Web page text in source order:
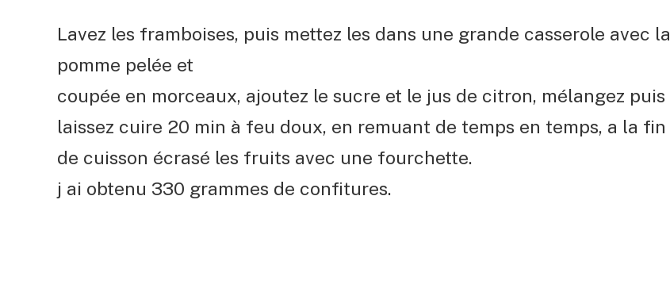
Lavez les framboises, puis mettez les dans une grande casserole avec la
pomme pelée et
coupée en morceaux, ajoutez le sucre et le jus de citron, mélangez puis
laissez cuire 20 min à feu doux, en remuant de temps en temps, a la fin
de cuisson écrasé les fruits avec une fourchette.
j ai obtenu 330 grammes de confitures.